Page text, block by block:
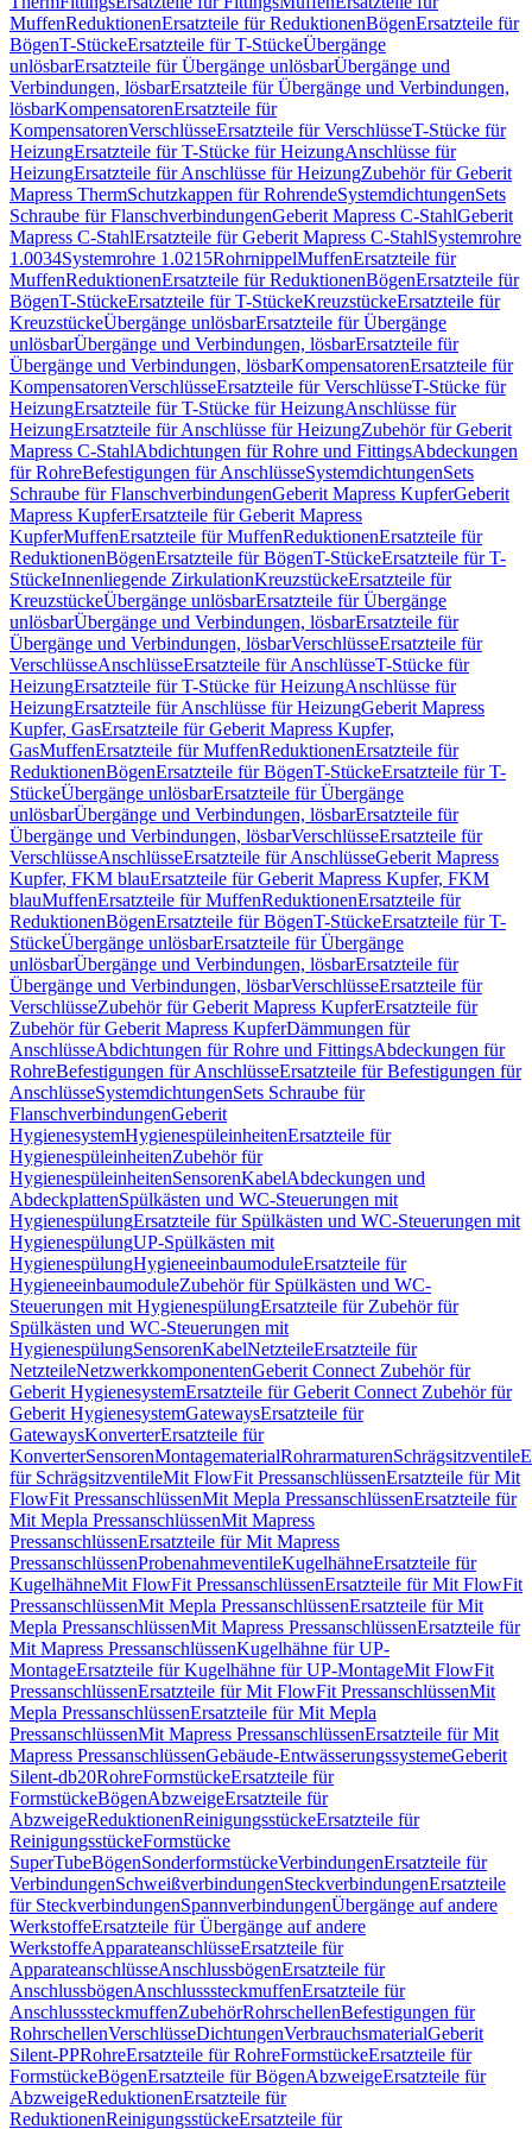
MuffenReduktionenErsatzteile für ReduktionenBögenErsatzteile für
BögenT-StückeErsatzteile für T-StückeÜbergänge
unlösbarErsatzteile für Übergänge unlösbarÜbergänge und
Verbindungen, lösbarErsatzteile für Übergänge und Verbindungen,
lösbarKompensatorenErsatzteile für
KompensatorenVerschlüsseErsatzteile für VerschlüsseT-Stücke für
HeizungErsatzteile für T-Stücke für HeizungAnschlüsse für
HeizungErsatzteile für Anschlüsse für HeizungZubehör für Geberit
Mapress ThermSchutzkappen für RohrendeSystemdichtungenSets
Schraube für FlanschverbindungenGeberit Mapress C-StahlGeberit
Mapress C-StahlErsatzteile für Geberit Mapress C-StahlSystemrohre
1.0034Systemrohre 1.0215RohrnippelMuffenErsatzteile für
MuffenReduktionenErsatzteile für ReduktionenBögenErsatzteile für
BögenT-StückeErsatzteile für T-StückeKreuzstückeErsatzteile für
KreuzstückeÜbergänge unlösbarErsatzteile für Übergänge
unlösbarÜbergänge und Verbindungen, lösbarErsatzteile für
Übergänge und Verbindungen, lösbarKompensatorenErsatzteile für
KompensatorenVerschlüsseErsatzteile für VerschlüsseT-Stücke für
HeizungErsatzteile für T-Stücke für HeizungAnschlüsse für
HeizungErsatzteile für Anschlüsse für HeizungZubehör für Geberit
Mapress C-StahlAbdichtungen für Rohre und FittingsAbdeckungen
für RohreBefestigungen für AnschlüsseSystemdichtungenSets
Schraube für FlanschverbindungenGeberit Mapress KupferGeberit
Mapress KupferErsatzteile für Geberit Mapress
KupferMuffenErsatzteile für MuffenReduktionenErsatzteile für
ReduktionenBögenErsatzteile für BögenT-StückeErsatzteile für T-
StückeInnenliegende ZirkulationKreuzstückeErsatzteile für
KreuzstückeÜbergänge unlösbarErsatzteile für Übergänge
unlösbarÜbergänge und Verbindungen, lösbarErsatzteile für
Übergänge und Verbindungen, lösbarVerschlüsseErsatzteile für
VerschlüsseAnschlüsseErsatzteile für AnschlüsseT-Stücke für
HeizungErsatzteile für T-Stücke für HeizungAnschlüsse für
HeizungErsatzteile für Anschlüsse für HeizungGeberit Mapress
Kupfer, GasErsatzteile für Geberit Mapress Kupfer,
GasMuffenErsatzteile für MuffenReduktionenErsatzteile für
ReduktionenBögenErsatzteile für BögenT-StückeErsatzteile für T-
StückeÜbergänge unlösbarErsatzteile für Übergänge
unlösbarÜbergänge und Verbindungen, lösbarErsatzteile für
Übergänge und Verbindungen, lösbarVerschlüsseErsatzteile für
VerschlüsseAnschlüsseErsatzteile für AnschlüsseGeberit Mapress
Kupfer, FKM blauErsatzteile für Geberit Mapress Kupfer, FKM
blauMuffenErsatzteile für MuffenReduktionenErsatzteile für
ReduktionenBögenErsatzteile für BögenT-StückeErsatzteile für T-
StückeÜbergänge unlösbarErsatzteile für Übergänge
unlösbarÜbergänge und Verbindungen, lösbarErsatzteile für
Übergänge und Verbindungen, lösbarVerschlüsseErsatzteile für
VerschlüsseZubehör für Geberit Mapress KupferErsatzteile für
Zubehör für Geberit Mapress KupferDämmungen für
AnschlüsseAbdichtungen für Rohre und FittingsAbdeckungen für
RohreBefestigungen für AnschlüsseErsatzteile für Befestigungen für
AnschlüsseSystemdichtungenSets Schraube für
FlanschverbindungenGeberit
HygienesystemHygienespüleinheitenErsatzteile für
HygienespüleinheitenZubehör für
HygienespüleinheitenSensorenKabelAbdeckungen und
AbdeckplattenSpülkästen und WC-Steuerungen mit
HygienespülungErsatzteile für Spülkästen und WC-Steuerungen mit
HygienespülungUP-Spülkästen mit
HygienespülungHygieneeinbaumoduleErsatzteile für
HygieneeinbaumoduleZubehör für Spülkästen und WC-
Steuerungen mit HygienespülungErsatzteile für Zubehör für
Spülkästen und WC-Steuerungen mit
HygienespülungSensorenKabelNetzteileErsatzteile für
NetzteileNetzwerkkomponentenGeberit Connect Zubehör für
Geberit HygienesystemErsatzteile für Geberit Connect Zubehör für
Geberit HygienesystemGatewaysErsatzteile für
GatewaysKonverterErsatzteile für
KonverterSensorenMontagematerialRohrarmaturenSchrägsitzventile
für SchrägsitzventileMit FlowFit PressanschlüssenErsatzteile für Mit
FlowFit PressanschlüssenMit Mepla PressanschlüssenErsatzteile für
Mit Mepla PressanschlüssenMit Mapress
PressanschlüssenErsatzteile für Mit Mapress
PressanschlüssenProbenahmeventileKugelhähneErsatzteile für
KugelhähneMit FlowFit PressanschlüssenErsatzteile für Mit FlowFit
PressanschlüssenMit Mepla PressanschlüssenErsatzteile für Mit
Mepla PressanschlüssenMit Mapress PressanschlüssenErsatzteile für
Mit Mapress PressanschlüssenKugelhähne für UP-
MontageErsatzteile für Kugelhähne für UP-MontageMit FlowFit
PressanschlüssenErsatzteile für Mit FlowFit PressanschlüssenMit
Mepla PressanschlüssenErsatzteile für Mit Mepla
PressanschlüssenMit Mapress PressanschlüssenErsatzteile für Mit
Mapress PressanschlüssenGebäude-EntwässerungssystemeGeberit
Silent-db20RohreFormstückeErsatzteile für
FormstückeBögenAbzweigeErsatzteile für
AbzweigeReduktionenReinigungsstückeErsatzteile für
ReinigungsstückeFormstücke
SuperTubeBögenSonderformstückeVerbindungenErsatzteile für
VerbindungenSchweißverbindungenSteckverbindungenErsatzteile
für SteckverbindungenSpannverbindungenÜbergänge auf andere
WerkstoffeErsatzteile für Übergänge auf andere
WerkstoffeApparateanschlüsseErsatzteile für
ApparateanschlüsseAnschlussbögenErsatzteile für
AnschlussbögenAnschlusssteckmuffenErsatzteile für
AnschlusssteckmuffenZubehörRohrschellenBefestigungen für
RohrschellenVerschlüsseDichtungenVerbrauchsmaterialGeberit
Silent-PPRohreErsatzteile für RohreFormstückeErsatzteile für
FormstückeBögenErsatzteile für BögenAbzweigeErsatzteile für
AbzweigeReduktionenErsatzteile für
ReduktionenReinigungsstückeErsatzteile für